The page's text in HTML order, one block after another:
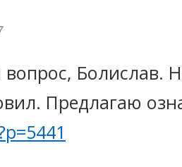
Болислав.
Предлагаю